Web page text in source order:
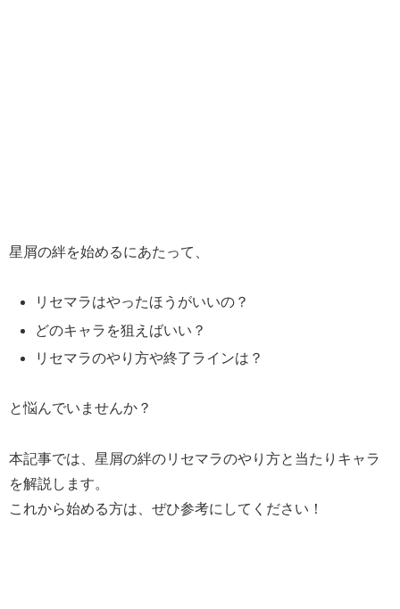
星屑の絆を始めるにあたって、
リセマラはやったほうがいいの？
どのキャラを狙えばいい？
リセマラのやり方や終了ラインは？
と悩んでいませんか？
本記事では、星屑の絆のリセマラのやり方と当たりキャラ
を解説します。
これから始める方は、ぜひ参考にしてください！